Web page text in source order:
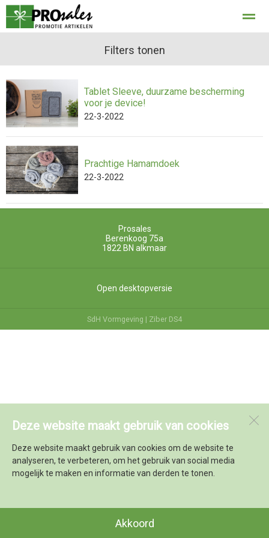
Home Bellen E-mail Locatie
Deze website maakt gebruik van cookies
Deze website maakt gebruik van cookies om de website te
analyseren, te verbeteren, om het gebruik van social media
mogelijk te maken en informatie van derden te tonen.
Akkoord
Filters tonen
Tablet Sleeve, duurzame bescherming
voor je device!
22-3-2022
Prachtige Hamamdoek
22-3-2022
Prosales
Berenkoog 75a
1822 BN alkmaar
Open desktopversie
SdH Vormgeving | Ziber DS4